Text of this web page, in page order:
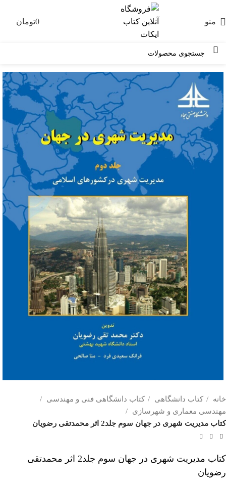
منو 0تومان
خانه کتاب دانشگاهی
کتاب دانشگاهی فنی و مهندسی
مهندسی معماری و شهرسازی
کتاب مدیریت شهری در جهان سوم جلد2 اثر محمدتقی رضویان
کتاب مدیریت شهری در جهان سوم جلد2 اثر محمدتقی
رضویان